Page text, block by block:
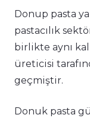
Donup pasta
pastacılık
birlikte aynı
üreticisi
geçmiştir.
Donuk pasta